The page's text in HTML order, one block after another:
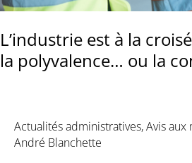
L’industrie est à la
la polyvalence… ou la
Actualités administratives,Avis aux
André Blanchette